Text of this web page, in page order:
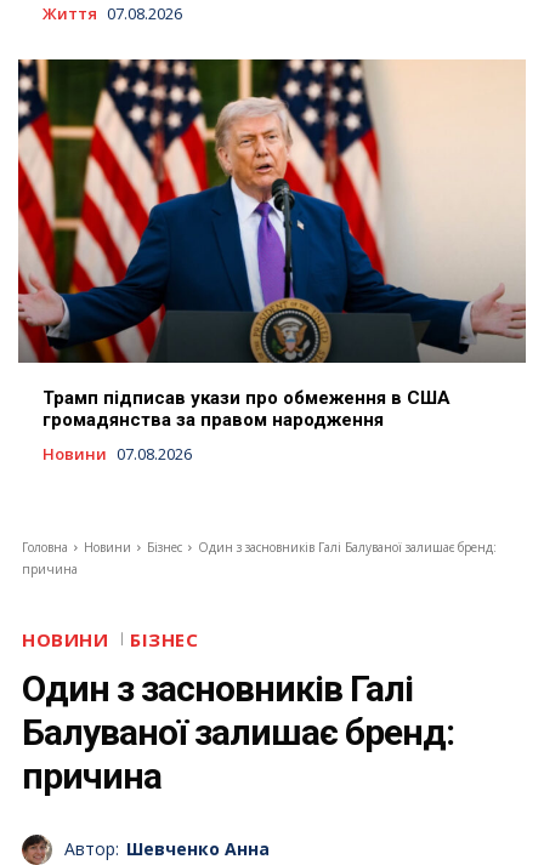
Життя 07.08.2026
Трамп підписав укази про обмеження в США
громадянства за правом народження
Новини 07.08.2026